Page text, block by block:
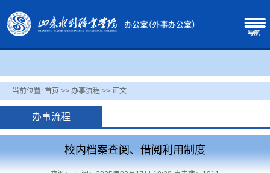
当前位置: 首页 >> 办事流程 >> 正文
办事流程
校内档案查阅、借阅利用制度